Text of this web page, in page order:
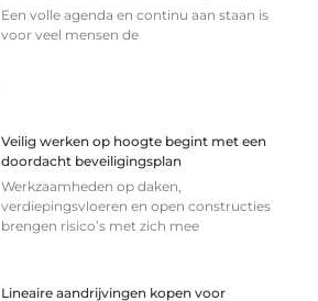
Een volle agenda en continu aan staan is
voor veel mensen de
Veilig werken op hoogte begint met een
doordacht beveiligingsplan
Werkzaamheden op daken,
verdiepingsvloeren en open constructies
brengen risico’s met zich mee
Lineaire aandrijvingen kopen voor